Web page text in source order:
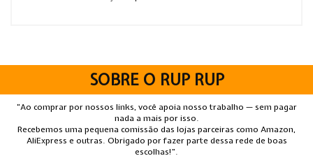
SOBRE O RUP RUP
“Ao comprar por nossos links, você apoia nosso trabalho — sem pagar
nada a mais por isso.
Recebemos uma pequena comissão das lojas parceiras como Amazon,
AliExpress e outras. Obrigado por fazer parte dessa rede de boas
escolhas!”.